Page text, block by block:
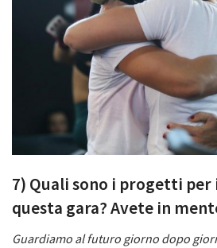
7) Quali sono i progetti
questa gara? Avete in
Guardiamo al futuro giorno dopo